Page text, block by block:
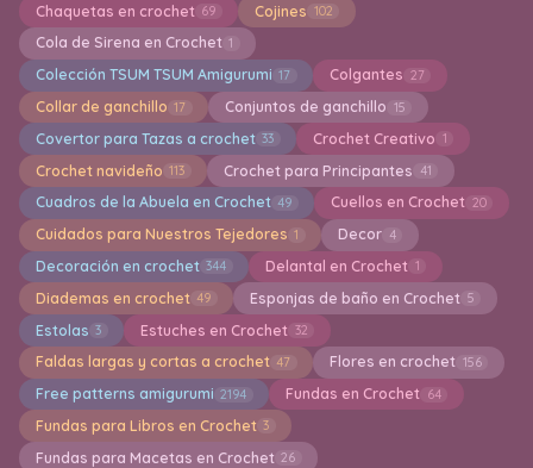
Chaquetas en crochet 69 Cojines 102
Cola de Sirena en Crochet 1
Colección TSUM TSUM Amigurumi 17 Colgantes 27
Collar de ganchillo 17 Conjuntos de ganchillo 15
Covertor para Tazas a crochet 33 Crochet Creativo 1
Crochet navideño 113 Crochet para Principantes 41
Cuadros de la Abuela en Crochet 49 Cuellos en Crochet 20
Cuidados para Nuestros Tejedores 1 Decor 4
Decoración en crochet 344 Delantal en Crochet 1
Diademas en crochet 49 Esponjas de baño en Crochet 5
Estolas 3 Estuches en Crochet 32
Faldas largas y cortas a crochet 47 Flores en crochet 156
Free patterns amigurumi 2194 Fundas en Crochet 64
Fundas para Libros en Crochet 3
Fundas para Macetas en Crochet 26